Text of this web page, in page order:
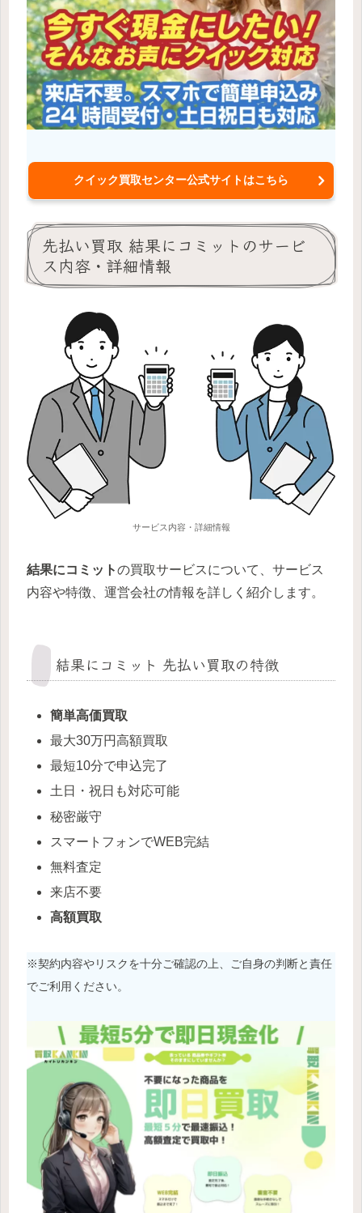
クイック買取センター公式サイトはこちら
先払い買取 結果にコミットのサービ
ス内容・詳細情報
サービス内容・詳細情報
結果にコミットの買取サービスについて、サービス
内容や特徴、運営会社の情報を詳しく紹介します。
結果にコミット 先払い買取の特徴
簡単高価買取
最大30万円高額買取
最短10分で申込完了
土日・祝日も対応可能
秘密厳守
スマートフォンでWEB完結
無料査定
来店不要
高額買取
※契約内容やリスクを十分ご確認の上、ご自身の判断と責任
でご利用ください。